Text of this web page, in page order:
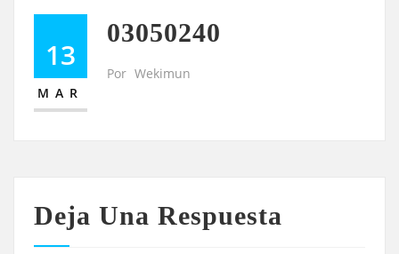
13
MAR
03050240
Por Wekimun
Deja Una Respuesta